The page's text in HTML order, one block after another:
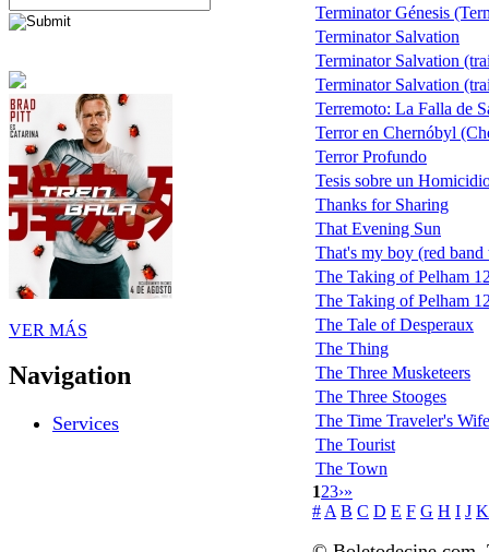
VER MÁS
Navigation
Services
Terminator Génesis
Terminator Salvation
Terminator Salvation
Terminator Salvation
Terremoto: La Falla de
Terror en Chernóbyl
Terror Profundo
Tesis sobre un
Thanks for Sharing
That Evening Sun
That's my boy (red band
The Taking of Pelham
The Taking of Pelham
The Tale of Desperaux
The Thing
The Three Musketeers
The Three Stooges
The Time Traveler's Wife
The Tourist
The Town
123›»
# A B C D E F G H I J K